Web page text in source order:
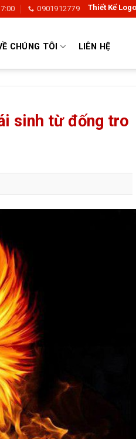
0901912779
Kế Logo | Thiết Kế Thương Hiệu
CHÚNG TÔI LIÊN HỆ
sinh từ đống tro